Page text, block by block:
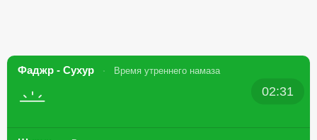
Фаджр - Сухур Время утреннего намаза
02:31